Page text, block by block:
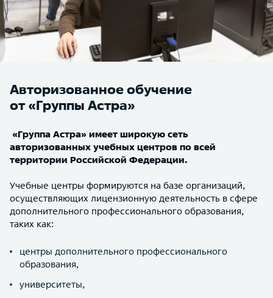
Авторизованное обучение
от «Группы Астра»
«Группа Астра» имеет широкую сеть
авторизованных учебных центров по всей
территории Российской Федерации.
Учебные центры формируются на базе организаций,
осуществляющих лицензионную деятельность в сфере
дополнительного профессионального образования,
таких как:
центры дополнительного профессионального
образования,
университеты,